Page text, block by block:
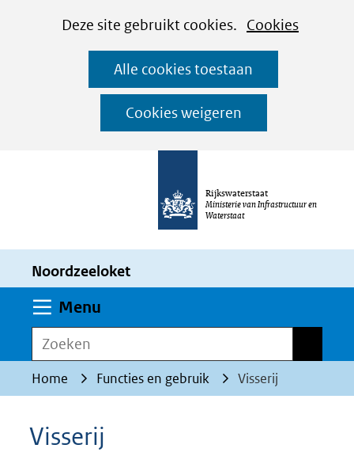
CookiesDeze site gebruikt cookies. Cookies
worden
toegestaan
geweigerd.
Alle cookies toestaan
Cookies weigeren
Ga
naar
de
inhoud
Rijkswaterstaat
Ministerie van Infrastructuur en
Waterstaat
Noordzeeloket
Menu
Zoeken
Home Functies en gebruik Visserij
Visserij